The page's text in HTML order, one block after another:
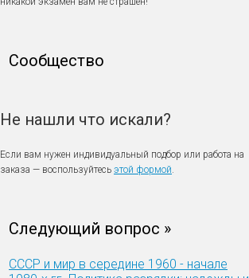
Сообщество
Не нашли что искали?
Если вам нужен индивидуальный подбор или работа на
заказа — воспользуйтесь этой формой.
Следующий вопрос »
СССР и мир в середине 1960 - начале